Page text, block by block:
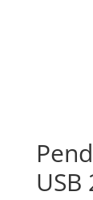
USB